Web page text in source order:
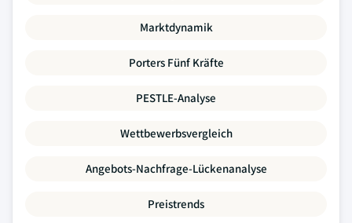
Marktdynamik
Porters Fünf Kräfte
PESTLE-Analyse
Wettbewerbsvergleich
Angebots-Nachfrage-Lückenanalyse
Preistrends